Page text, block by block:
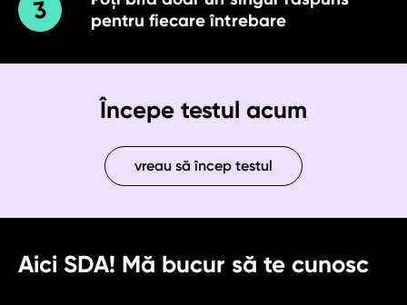
pentru fiecare întrebare
Începe testul acum
vreau să încep testul
Aici SDA! Mă bucur să te cunosc